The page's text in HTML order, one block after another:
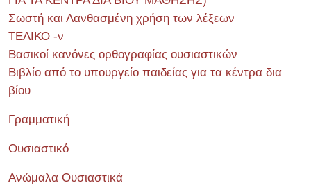
Σωστή και Λανθασμένη χρήση των λέξεων
ΤΕΛΙΚΟ -ν
Βασικοί κανόνες ορθογραφίας ουσιαστικών
Βιβλίο από το υπουργείο παιδείας για τα κέντρα δια
βίου
Γραμματική
Ουσιαστικό
Ανώμαλα Ουσιαστικά